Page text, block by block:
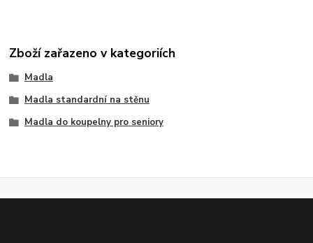
Zboží zařazeno v kategoriích
Madla
Madla standardní na stěnu
Madla do koupelny pro seniory